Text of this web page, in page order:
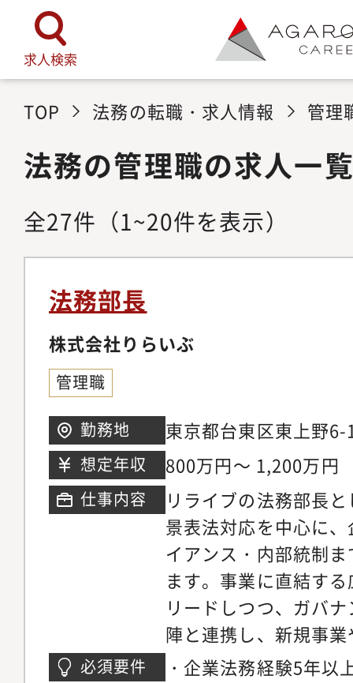
求人検索
TOP 法務の転職・求人情報 管理
法務の管理職の求人一
全27件 （1~20件を表示）
法務部長
株式会社りらいぶ
管理職
勤務地 東京都台東区東上野
想定年収 800万円～ 1,200万円
仕事内容
リライブの法務部長
景表法対応を中心に
イアンス・内部統制
ます。事業に直結す
リードしつつ、ガバ
陣と連携し、新規事
ら支えるポジション
必須要件
・企業法務経験5年以